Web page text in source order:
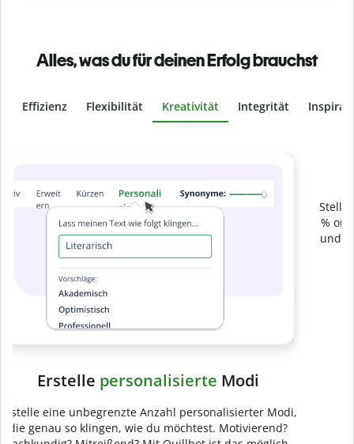
Alles, was du für deinen Erfolg brauchst
Effizienz Flexibilität Kreativität Integrität
Stelle mit der Plagiatsprüfung sicher, dass dein Text zu 100
% original ist. Analysiere deine Arbeit in Sekundenschnelle
und finde fehlende Quellenangaben in über 100 Sprachen.